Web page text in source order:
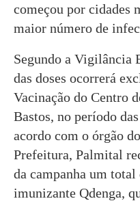
começou por cidades
maior número de
Segundo a Vigilância
das doses ocorrerá
Vacinação do Centro
Bastos, no período
acordo com o órgão
Prefeitura, Palmital
da campanha um total
imunizante Qdenga,